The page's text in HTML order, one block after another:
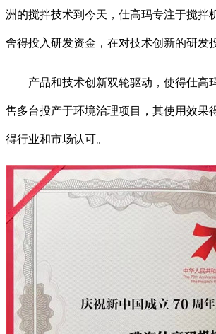
洲的搅拌技术到今天，仕高玛专注于搅拌
舍得投入研发资金，在对技术创新的研发
产品和技术创新双轮驱动，使得仕高玛
售多台投产于环境治理项目，其使用效果
得行业和市场认可。